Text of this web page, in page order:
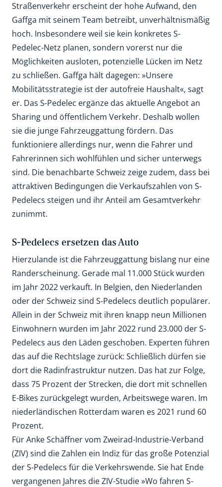
Straßenverkehr erscheint der hohe Aufwand, den
Gaffga mit seinem Team betreibt, unverhältnismäßig
hoch. Insbesondere weil sie kein konkretes S-
Pedelec-Netz planen, sondern vorerst nur die
Möglichkeiten ausloten, potenzielle Lücken im Netz
zu schließen. Gaffga hält dagegen: »Unsere
Mobilitätsstrategie ist der autofreie Haushalt«, sagt
er. Das S-Pedelec ergänze das aktuelle Angebot an
Sharing und öffentlichem Verkehr. Deshalb wollen
sie die junge Fahrzeuggattung fördern. Das
funktioniere allerdings nur, wenn die Fahrer und
Fahrerinnen sich wohlfühlen und sicher unterwegs
sind. Die benachbarte Schweiz zeige zudem, dass bei
attraktiven Bedingungen die Verkaufszahlen von S-
Pedelecs steigen und ihr Anteil am Gesamtverkehr
zunimmt.
S-Pedelecs ersetzen das Auto
Hierzulande ist die Fahrzeuggattung bislang nur eine
Randerscheinung. Gerade mal 11.000 Stück wurden
im Jahr 2022 verkauft. In Belgien, den Niederlanden
oder der Schweiz sind S-Pedelecs deutlich populärer.
Allein in der Schweiz mit ihren knapp neun Millionen
Einwohnern wurden im Jahr 2022 rund 23.000 der S-
Pedelecs aus den Läden geschoben. Experten führen
das auf die Rechtslage zurück: Schließlich dürfen sie
dort die Radinfrastruktur nutzen. Das hat zur Folge,
dass 75 Prozent der Strecken, die dort mit schnellen
E-Bikes zurückgelegt wurden, Arbeitswege waren. Im
niederländischen Rotterdam waren es 2021 rund 60
Prozent.
Für Anke Schäffner vom Zweirad-Industrie-Verband
(ZIV) sind die Zahlen ein Indiz für das große Potenzial
der S-Pedelecs für die Verkehrswende. Sie hat Ende
vergangenen Jahres die ZIV-Studie »Wo fahren S-